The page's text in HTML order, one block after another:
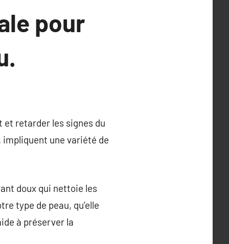
pour
retarder les signes du
impliquent une variété de
doux qui nettoie les
type de peau, qu’elle
à préserver la